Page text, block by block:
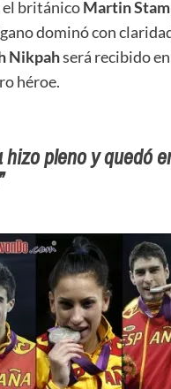
el británicoMartin
dominó con
Nikpahserá recibido en
héroe.
pleno y quedó